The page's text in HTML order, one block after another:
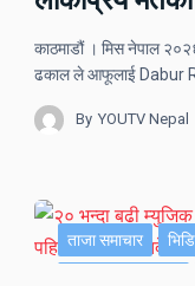
काठमाडौं । मिस नेपाल
ढकाल ले आफूलाई Dabur
By YOUTV Nepal
ताजा समाचार